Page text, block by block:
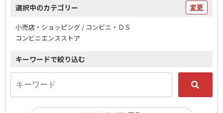
選択中のカテゴリー 変更
小売店・ショッピング / コンビニ・ＤＳ
コンビニエンスストア
キーワードで絞り込む